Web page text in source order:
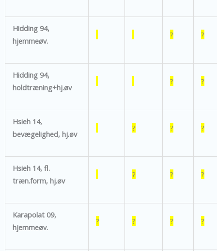
Hidding 94,
hjemmeøv.
? ?
Hidding 94,
holdtræning+hj.øv
? ?
Hsieh 14,
bevægelighed, hj.øv
? ? ?
Hsieh 14, fl.
træn.form, hj.øv
? ? ?
Karapolat 09,
hjemmeøv.
? ? ? ?